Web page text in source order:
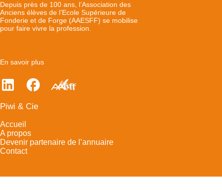
Depuis près de 100 ans, l’Association des
Anciens élèves de l’Ecole Supérieure de
Fonderie et de Forge (AAESFF) se mobilise
pour faire vivre la profession.
En savoir plus
Piwi & Cie
Accueil
A propos
Devenir partenaire de l’annuaire
Contact